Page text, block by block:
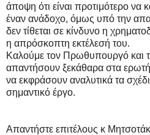
άποψη ότι είναι προτιμότερο να
έναν ανάδοχο, όμως υπό την
δεν τίθεται σε κίνδυνο η
η απρόσκοπτη εκτέλεσή του.
Καλούμε τον Πρωθυπουργό και
απαντήσουν ξεκάθαρα στα
να εκφράσουν αναλυτικά τα
σημαντικό έργο.
Απαντήστε επιτέλους κ